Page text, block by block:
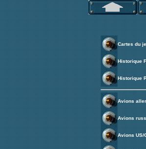
Cartes du
Historique
Historique
Avions
Avions
Avions US/